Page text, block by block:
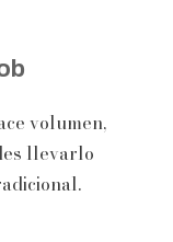
volumen,
llevarlo